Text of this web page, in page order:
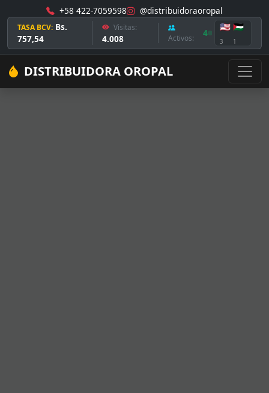
+58 422-7059598 @distribuidoraoropal
TASA BCV: Bs.
757,54
Visitas:
4.008 Activos: 4
🇺🇸
3
🇵🇸
1
DISTRIBUIDORA OROPAL